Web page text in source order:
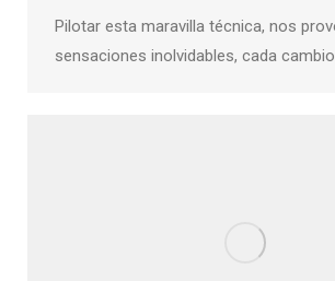
Pilotar esta maravilla técnica, nos
sensaciones inolvidables, cada